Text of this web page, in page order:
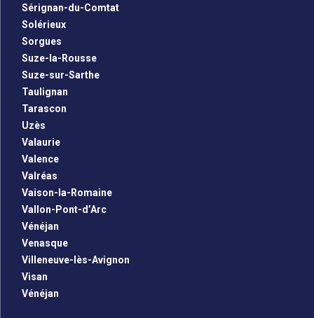
Sérignan-du-Comtat
Solérieux
Sorgues
Suze-la-Rousse
Suze-sur-Sarthe
Taulignan
Tarascon
Uzès
Valaurie
Valence
Valréas
Vaison-la-Romaine
Vallon-Pont-d’Arc
Vénéjan
Venasque
Villeneuve-lès-Avignon
Visan
Vénéjan